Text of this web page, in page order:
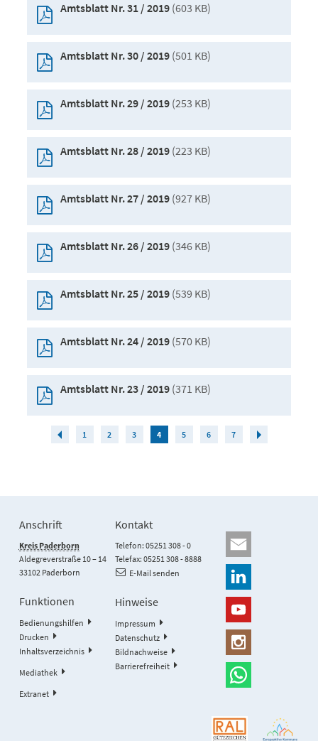
Amtsblatt Nr. 31 / 2019(603 KB)
Amtsblatt Nr. 30 / 2019(501 KB)
Amtsblatt Nr. 29 / 2019(253 KB)
Amtsblatt Nr. 28 / 2019(223 KB)
Amtsblatt Nr. 27 / 2019(927 KB)
Amtsblatt Nr. 26 / 2019(346 KB)
Amtsblatt Nr. 25 / 2019(539 KB)
Amtsblatt Nr. 24 / 2019(570 KB)
Amtsblatt Nr. 23 / 2019(371 KB)
1 2 3 4 5 6 7
Anschrift
Kreis Paderborn
Aldegreverstraße 10 – 14
33102 Paderborn
Kontakt
Telefon: 05251 308 - 0
Telefax: 05251 308 - 8888
E-Mail senden
Funktionen
Bedienungshilfen
Drucken
Inhaltsverzeichnis
Mediathek
Extranet
Hinweise
Impressum
Datenschutz
Bildnachweise
Barrierefreiheit